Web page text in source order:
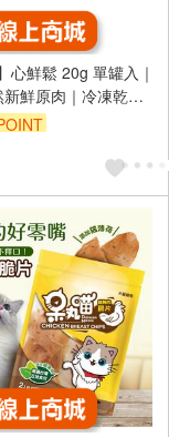
心鮮鬆 20g 單罐入｜
鮮原肉｜冷凍乾燥
不添加任何調味